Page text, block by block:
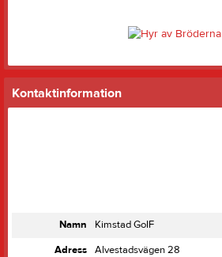
Kontaktinformation
Namn
Kimstad GoIF
Adress
Alvestadsvägen 28